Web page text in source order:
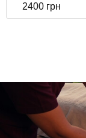
2400 грн